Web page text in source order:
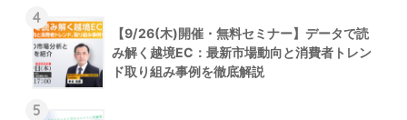
4
【9/26(木)開催・無料セミナー】データで読
み解く越境EC：最新市場動向と消費者トレン
ド取り組み事例を徹底解説
5